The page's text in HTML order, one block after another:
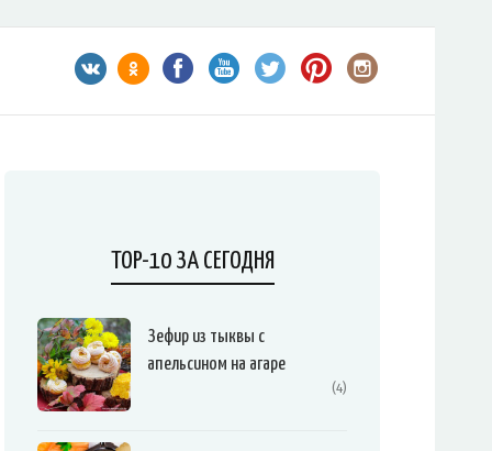
TOP-10 ЗА СЕГОДНЯ
Зефир из тыквы с
апельсином на агаре
(4)